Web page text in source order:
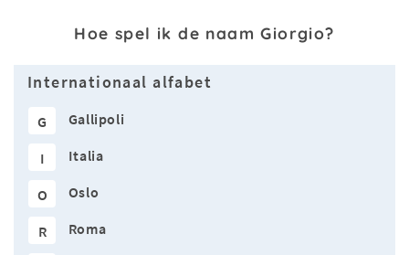
Hoe spel ik de naam Giorgio?
Internationaal alfabet
G Gallipoli
I Italia
O Oslo
R Roma